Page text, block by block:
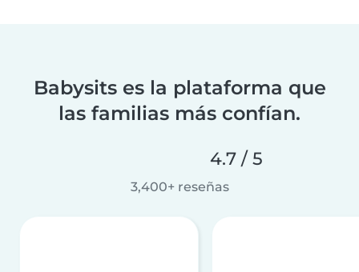
Babysits es la plataforma que
las familias más confían.
4.7 / 5
3,400+ reseñas